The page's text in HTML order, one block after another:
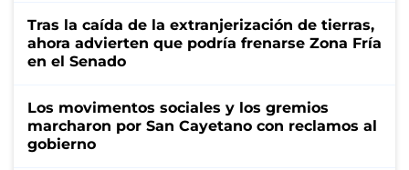
Tras la caída de la extranjerización de tierras,
ahora advierten que podría frenarse Zona Fría
en el Senado
Los movimentos sociales y los gremios
marcharon por San Cayetano con reclamos al
gobierno